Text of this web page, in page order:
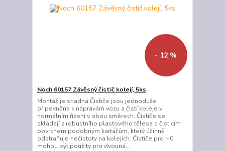
- 12 %
Noch 60157 Závěsný čistič kolejí, 5ks
Montáž je snadná Čističe jsou jednoduše
připevněna k nápravám vozu a čistí koleje v
normálním řízení v obou směrech. Čističe se
skládají z robustního plastového tělesa s čisticím
povrchem podobným kartáčům, který účinně
odstraňuje nečistoty na kolejích. Čističe pro H0
mohou být použity pro dvouná...